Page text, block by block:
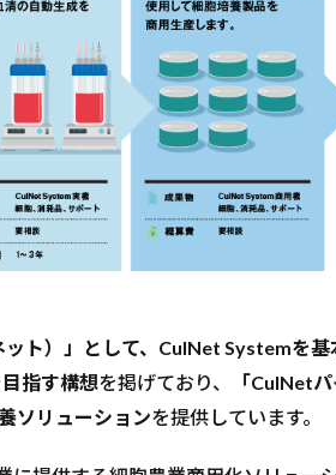
ット）」として、CulNet Systemを基
指す構想を掲げており、
「CulNetパ
ソリューションを提供しています。